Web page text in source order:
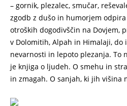
– gornik, plezalec, smučar,
zgodb z dušo in humorjem odpira
otroških dogodivščin na Dovjem,
v Dolomitih, Alpah in Himalaji, do
nevarnosti in lepoto plezanja. To
je knjiga o ljudeh. O smehu in
in zmagah. O sanjah, ki jih višina